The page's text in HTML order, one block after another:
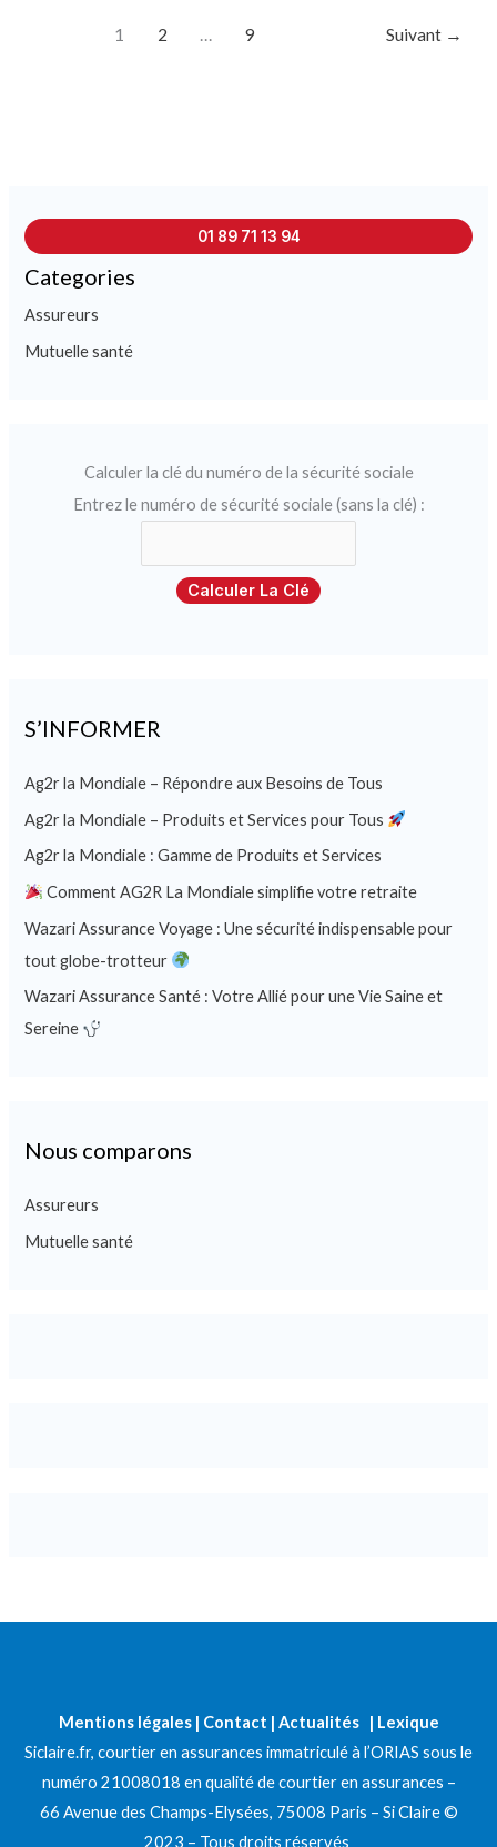
1 2 … 9 Suivant →
01 89 71 13 94
Categories
Assureurs
Mutuelle santé
Calculer la clé du numéro de la sécurité sociale
Entrez le numéro de sécurité sociale (sans la clé) :
Calculer La Clé
S’INFORMER
Ag2r la Mondiale – Répondre aux Besoins de Tous
Ag2r la Mondiale – Produits et Services pour Tous
Ag2r la Mondiale : Gamme de Produits et Services
Comment AG2R La Mondiale simplifie votre retraite
Wazari Assurance Voyage : Une sécurité indispensable pour
tout globe-trotteur
Wazari Assurance Santé : Votre Allié pour une Vie Saine et
Sereine
Nous comparons
Assureurs
Mutuelle santé
Mentions légales| Contact | Actualités | Lexique
Siclaire.fr, courtier en assurances immatriculé à l’ORIAS sous le
numéro 21008018 en qualité de courtier en assurances –
66 Avenue des Champs-Elysées, 75008 Paris – Si Claire ©
2023 – Tous droits réservés